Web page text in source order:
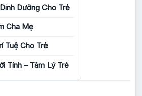
Dưỡng Cho Trẻ
Cha Mẹ
Tuệ Cho Trẻ
Tính – Tâm Lý Trẻ